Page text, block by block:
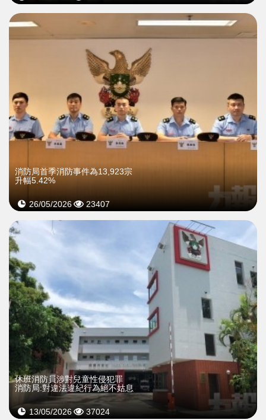
消防局首季消防事件為13,923宗
升幅5.42%
26/05/2026 23407
​休班消防員涉對兒童性侵犯罪
消防局:對違法違紀行為絕不姑息
13/05/2026 37024